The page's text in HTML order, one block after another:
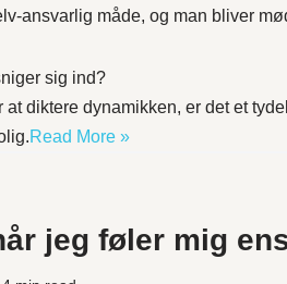
ansvarlig måde, og man bliver
sig ind?
at diktere dynamikken, er det et
Read More »
jeg føler mig